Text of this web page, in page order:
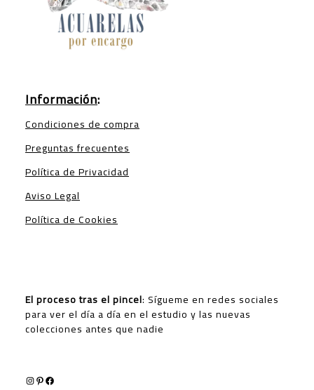
Información:
Condiciones de compra
Preguntas frecuentes
Política de Privacidad
Aviso Legal
Política de Cookies
El proceso tras el pincel: Sígueme en redes sociales
para ver el día a día en el estudio y las nuevas
colecciones antes que nadie
Instagram
Pinterest
Facebook